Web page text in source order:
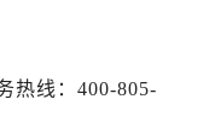
热线：400-805-